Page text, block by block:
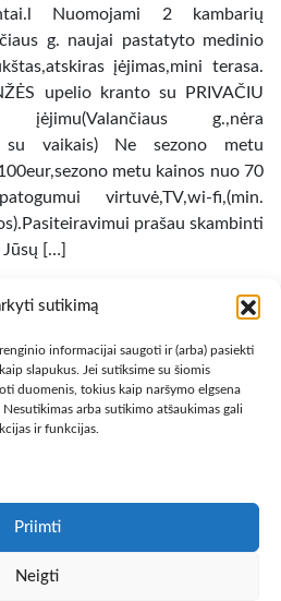
sutikimą
informacijai saugoti ir (arba) pasiekti
slapukus. Jei sutiksime su šiomis
duomenis, tokius kaip naršymo elgsena
arba sutikimo atšaukimas gali
ir funkcijas.
Priimti
Neigti
Nuomojami 2 kambarių
g. naujai pastatyto medinio
įėjimas,mini terasa.
upelio kranto su PRIVAČIU
g.,nėra
su vaikais) Ne sezono metu
metu kainos nuo 70
virtuvė,TV,wi-fi,(min.
prašau skambinti
[…]
g.
Baldų mugė